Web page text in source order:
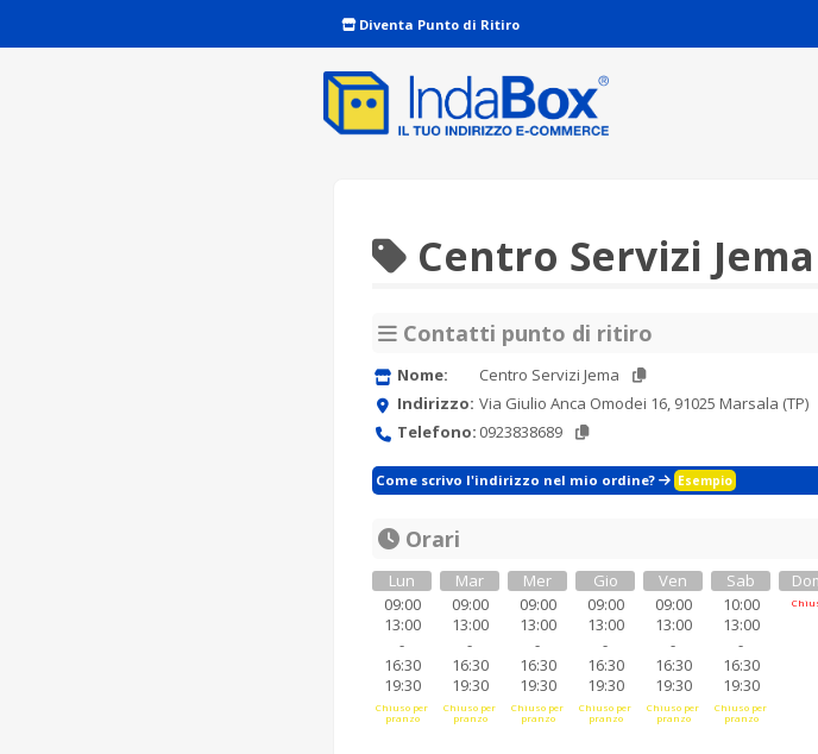
Diventa Punto di Ritiro
Centro Servizi Jema
Contatti punto di ritiro
Nome:
Centro Servizi Jema
Indirizzo: Via Giulio Anca Omodei 16, 91025 Marsala (TP)
Telefono: 0923838689
Come scrivo l'indirizzo nel mio ordine? Esempio
Orari
Lun
09:00
13:00
-
16:30
19:30
Chiuso per
pranzo
Mar
09:00
13:00
-
16:30
19:30
Chiuso per
pranzo
Mer
09:00
13:00
-
16:30
19:30
Chiuso per
pranzo
Gio
09:00
13:00
-
16:30
19:30
Chiuso per
pranzo
Ven
09:00
13:00
-
16:30
19:30
Chiuso per
pranzo
Sab
10:00
13:00
-
16:30
19:30
Chiuso per
pranzo